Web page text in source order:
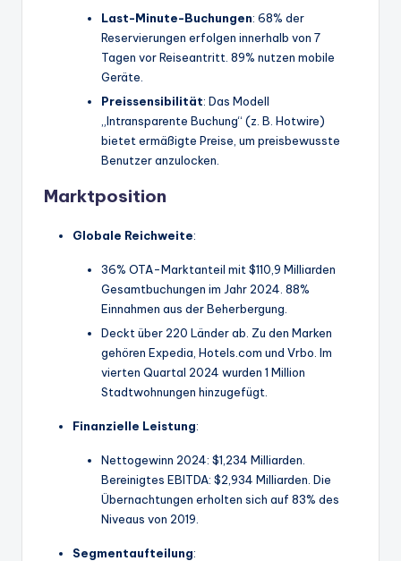
Last-Minute-Buchungen: 68% der
Reservierungen erfolgen innerhalb von 7
Tagen vor Reiseantritt. 89% nutzen mobile
Geräte.
Preissensibilität: Das Modell
„Intransparente Buchung“ (z. B. Hotwire)
bietet ermäßigte Preise, um preisbewusste
Benutzer anzulocken.
Marktposition
Globale Reichweite:
36% OTA-Marktanteil mit $110,9 Milliarden
Gesamtbuchungen im Jahr 2024. 88%
Einnahmen aus der Beherbergung.
Deckt über 220 Länder ab. Zu den Marken
gehören Expedia, Hotels.com und Vrbo. Im
vierten Quartal 2024 wurden 1 Million
Stadtwohnungen hinzugefügt.
Finanzielle Leistung:
Nettogewinn 2024: $1,234 Milliarden.
Bereinigtes EBITDA: $2,934 Milliarden. Die
Übernachtungen erholten sich auf 83% des
Niveaus von 2019.
Segmentaufteilung: